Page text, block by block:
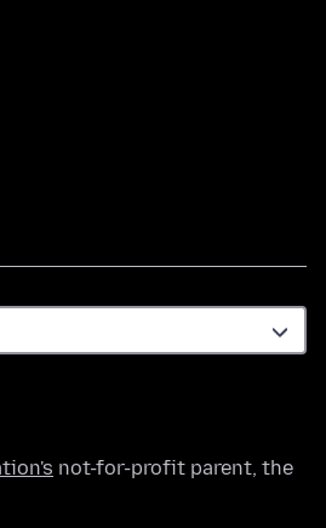
not-for-profit parent, the